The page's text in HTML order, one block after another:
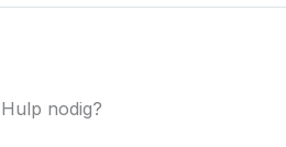
Hulp nodig?